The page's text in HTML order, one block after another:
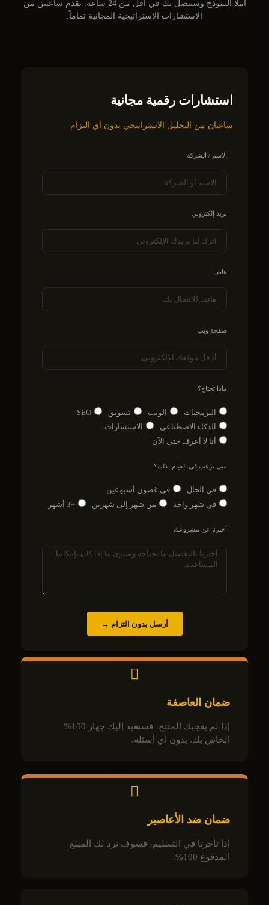
املأ النموذج وسنتصل بك في أقل من 24 ساعة. نقدم ساعتين من
الاستشارات الاستراتيجية المجانية تماماً.
استشارات رقمية مجانية
ساعتان من التحليل الاستراتيجي بدون أي التزام
الاسم / الشركة
بريد إلكتروني
هاتف
صفحة ويب
ماذا تحتاج؟
البرمجيات الويب تسويق
SEO
الذكاء الاصطناعي
الاستشارات
أنا لا أعرف حتى الآن
متى ترغب في القيام بذلك؟
في الحال
في غضون أسبوعين
في شهر واحد
من شهر إلى شهرين +3 أشهر
أخبرنا عن مشروعك
أرسل بدون التزام →
ضمان العاصفة
إذا لم يعجبك المنتج، فسنعيد إليك جهاز 100%
الخاص بك. بدون أي أسئلة.
ضمان ضد الأعاصير
إذا تأخرنا في التسليم، فسوف نرد لك المبلغ
المدفوع 100%.